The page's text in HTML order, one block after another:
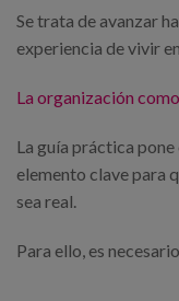
Se trata de avanzar
experiencia de vivir
La organización
La guía práctica
elemento clave para
sea real.
Para ello, es